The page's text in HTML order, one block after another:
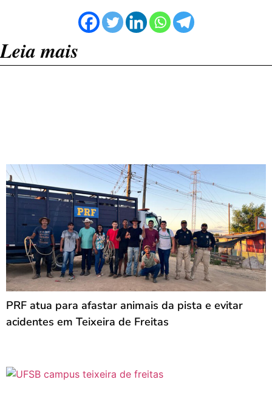
Leia mais
PRF atua para afastar animais da pista e evitar
acidentes em Teixeira de Freitas